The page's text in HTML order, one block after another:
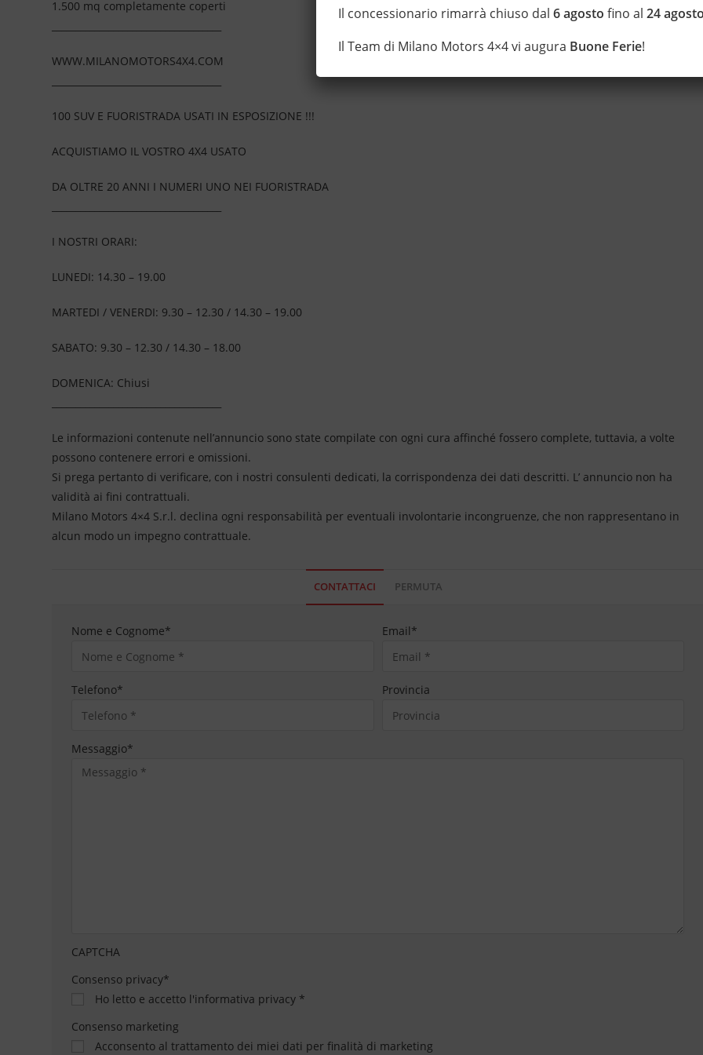
1.500 mq completamente coperti
WWW.MILANOMOTORS4X4.COM
100 SUV E FUORISTRADA USATI IN ESPOSIZIONE !!!
ACQUISTIAMO IL VOSTRO 4X4 USATO
DA OLTRE 20 ANNI I NUMERI UNO NEI FUORISTRADA
I NOSTRI ORARI:
LUNEDI: 14.30 – 19.00
MARTEDI / VENERDI: 9.30 – 12.30 / 14.30 – 19.00
SABATO: 9.30 – 12.30 / 14.30 – 18.00
DOMENICA: Chiusi
Le informazioni contenute nell’annuncio sono state compilate con ogni cura affinché fossero complete, tuttavia, a volte
possono contenere errori e omissioni.
Si prega pertanto di verificare, con i nostri consulenti dedicati, la corrispondenza dei dati descritti. L’ annuncio non ha
validità ai fini contrattuali.
Milano Motors 4×4 S.r.l. declina ogni responsabilità per eventuali involontarie incongruenze, che non rappresentano in
alcun modo un impegno contrattuale.
CONTATTACI PERMUTA
Nome e Cognome* Email*
Telefono* Provincia
Messaggio*
CAPTCHA
Consenso privacy*
Ho letto e accetto l'informativa privacy *
Consenso marketing
Acconsento al trattamento dei miei dati per finalità di marketing
Il concessionario rimarrà chiuso dal6 agosto fino al24
Il Team di Milano Motors 4×4 vi augura Buone Ferie!